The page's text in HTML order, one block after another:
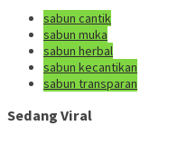
sabun cantik
sabun muka
sabun herbal
sabun kecantikan
sabun transparan
Sedang Viral